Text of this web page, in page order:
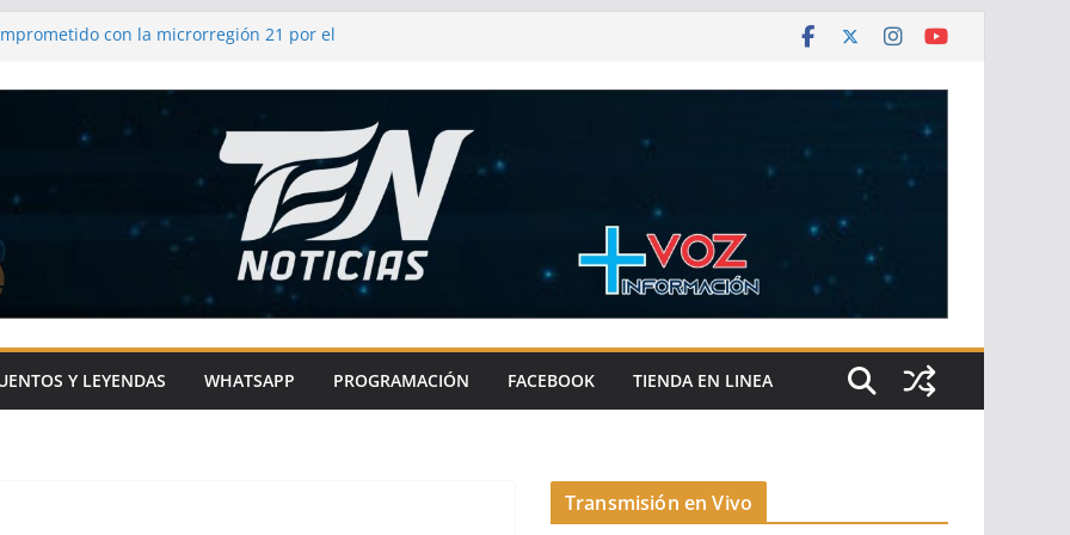
con la microrregión 21 por el
su compromiso con el campo y los
de Metepec-Atlixco se une a la fiesta
chile en nogada
impulsa el deporte en comunidades
con sentido social
Y LEYENDAS WHATSAPP PROGRAMACIÓN FACEBOOK TIENDA EN LINEA
Transmisión en Vivo